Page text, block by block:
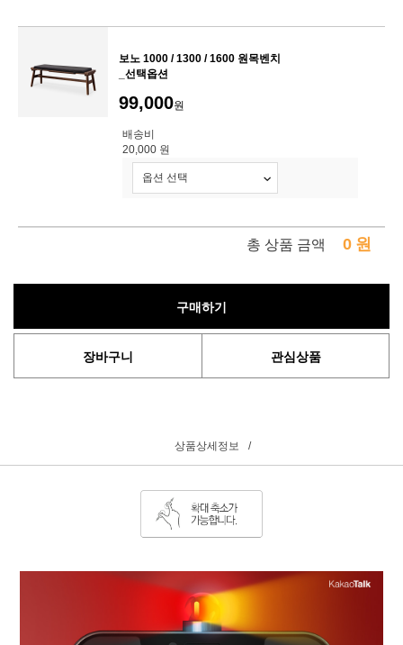
보노 1000 / 1300 / 1600 원목벤치
_선택옵션
99,000원
배송비
20,000 원
총 상품 금액 0 원
구매하기
장바구니 관심상품
상품상세정보